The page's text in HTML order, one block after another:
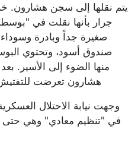
يتم نقلها إلى سجن هشارون.
جرار بأنها نقلت في
صغيرة جداً وبادرة
صندوق أسود، وتحتوي
منها الضوء إلى الأسير.
هشارون تعرضت للتفتيش
وجهت نيابة الاحتلال
في "تنظيم معادي" وهي حتى